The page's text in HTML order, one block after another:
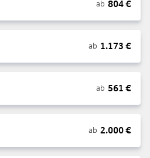
ab 804€
ab 1.173 €
ab 561 €
ab 2.000€